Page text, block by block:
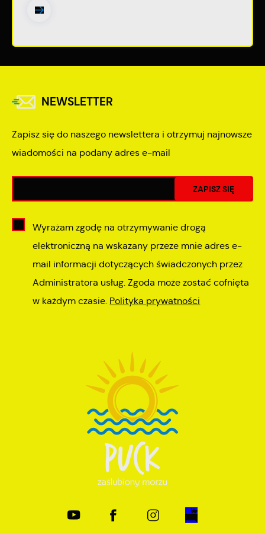
NEWSLETTER
Zapisz się do naszego newslettera i otrzymuj najnowsze
wiadomości na podany adres e-mail
Wyrażam zgodę na otrzymywanie drogą
elektroniczną na wskazany przeze mnie adres e-
mail informacji dotyczących świadczonych przez
Administratora usług. Zgoda może zostać cofnięta
w każdym czasie. Polityka prywatności